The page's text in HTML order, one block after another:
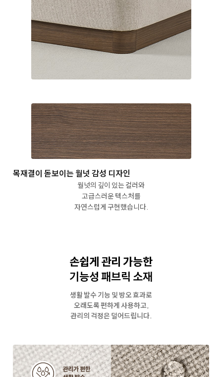
목재결이 돋보이는 월넛 감성 디자인
월넛의 깊이 있는 컬러와
고급스러운 텍스처를
자연스럽게 구현했습니다.
손쉽게 관리 가능한
기능성 패브릭 소재
생활 발수 기능 및 방오 효과로
오래도록 편하게 사용하고,
관리의 걱정은 덜어드립니다.